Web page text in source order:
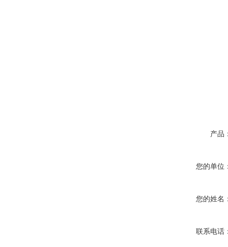
产品
您的单位
您的姓名
联系电话